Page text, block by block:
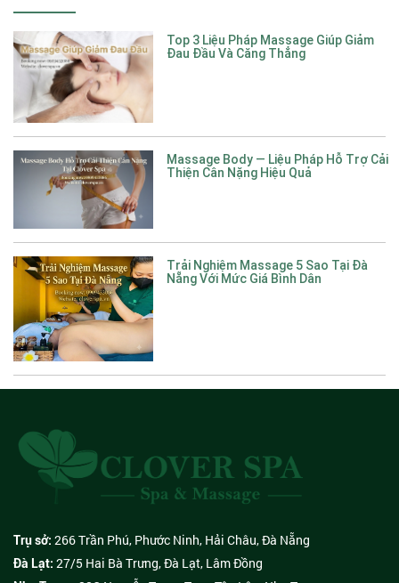
Top 3 Liệu Pháp Massage Giúp Giảm
Đau Đầu Và Căng Thẳng
Massage Body — Liệu Pháp Hỗ Trợ Cải
Thiện Cân Nặng Hiệu Quả
Trải Nghiệm Massage 5 Sao Tại Đà
Nẵng Với Mức Giá Bình Dân
Trụ sở: 266 Trần Phú, Phước Ninh, Hải Châu, Đà Nẵng
Đà Lạt: 27/5 Hai Bà Trưng, ​​Đà Lạt, Lâm Đồng